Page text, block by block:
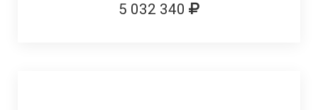
5 032 340